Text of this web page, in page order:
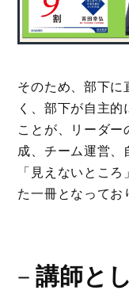
そのため、部下に
く、部下が自主
ことが、リーダー
成、チーム運営、
「見えないとこ
た一冊となってお
－ 講師と